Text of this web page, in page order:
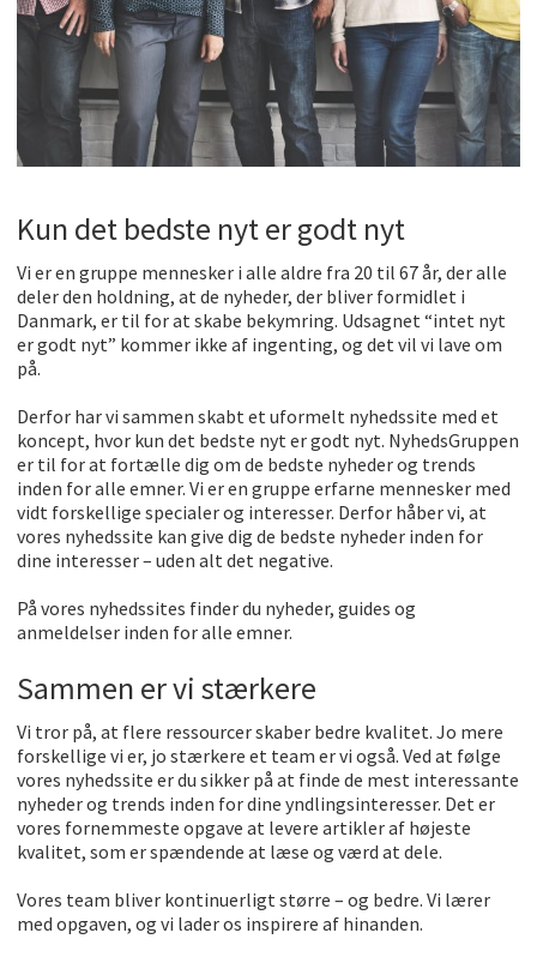
Tilføj det element som gør festen ekstra speciel
Kun det bedste nyt er godt nyt
Vi er en gruppe mennesker i alle aldre fra 20 til 67 år, der alle
deler den holdning, at de nyheder, der bliver formidlet i
Danmark, er til for at skabe bekymring. Udsagnet “intet nyt
er godt nyt” kommer ikke af ingenting, og det vil vi lave om
på.
Derfor har vi sammen skabt et uformelt nyhedssite med et
koncept, hvor kun det bedste nyt er godt nyt. NyhedsGruppen
er til for at fortælle dig om de bedste nyheder og trends
inden for alle emner. Vi er en gruppe erfarne mennesker med
vidt forskellige specialer og interesser. Derfor håber vi, at
vores nyhedssite kan give dig de bedste nyheder inden for
dine interesser – uden alt det negative.
På vores nyhedssites finder du nyheder, guides og
anmeldelser inden for alle emner.
Sammen er vi stærkere
Vi tror på, at flere ressourcer skaber bedre kvalitet. Jo mere
forskellige vi er, jo stærkere et team er vi også. Ved at følge
vores nyhedssite er du sikker på at finde de mest interessante
nyheder og trends inden for dine yndlingsinteresser. Det er
vores fornemmeste opgave at levere artikler af højeste
kvalitet, som er spændende at læse og værd at dele.
Vores team bliver kontinuerligt større – og bedre. Vi lærer
med opgaven, og vi lader os inspirere af hinanden.